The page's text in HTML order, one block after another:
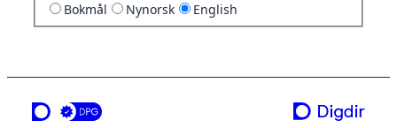
Bokmål Nynorsk English